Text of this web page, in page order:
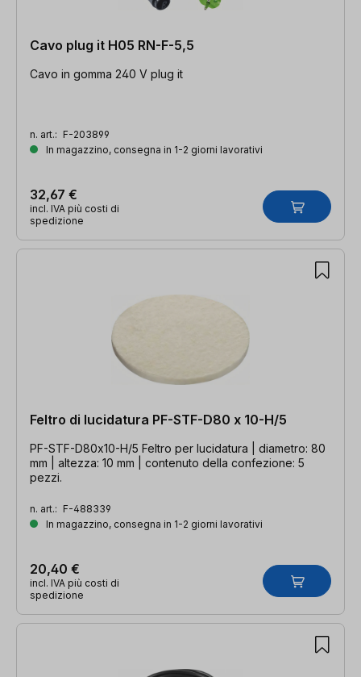
Cavo plug it H05 RN-F-5,5
Cavo in gomma 240 V plug it
n. art.: F-203899
In magazzino, consegna in 1-2 giorni lavorativi
32,67 €
incl. IVA più costi di
spedizione
Feltro di lucidatura PF-STF-D80 x 10-H/5
PF-STF-D80x10-H/5 Feltro per lucidatura | diametro: 80
mm | altezza: 10 mm | contenuto della confezione: 5
pezzi.
n. art.: F-488339
In magazzino, consegna in 1-2 giorni lavorativi
20,40 €
incl. IVA più costi di
spedizione